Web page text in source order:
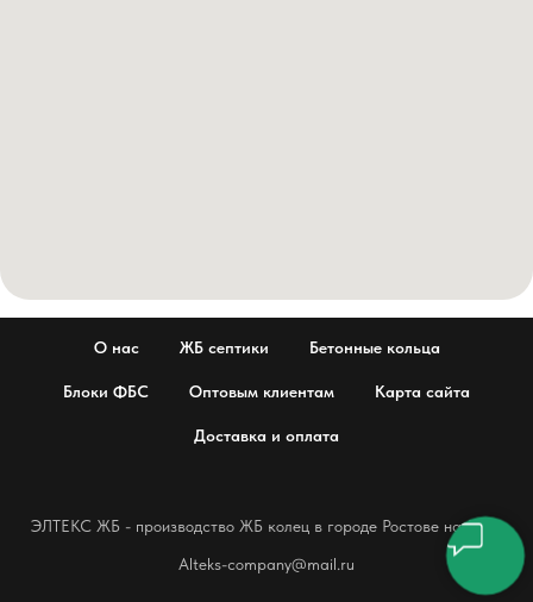
О нас ЖБ септики Бетонные кольца
Блоки ФБС Оптовым клиентам Карта сайта
Доставка и оплата
ЭЛТЕКС ЖБ - производство ЖБ колец в городе Ростове на Дону
Alteks-company@mail.ru